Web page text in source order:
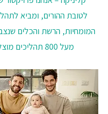
לטובת ההורים, ומביא
המומחיות, הרשת והכלים
מעל 800 תהליכים מוצלחים.